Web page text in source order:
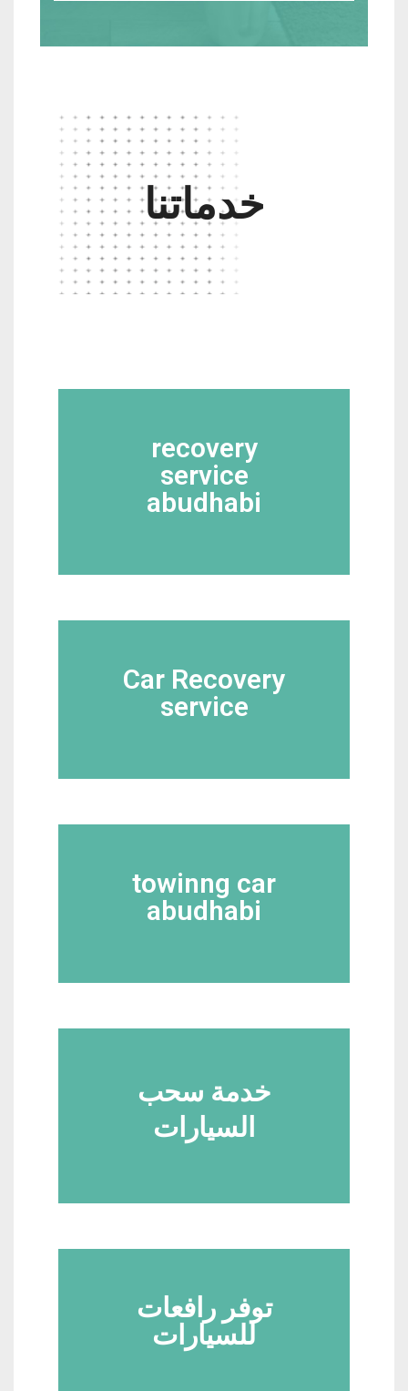
خدماتنا
recovery
service
abudhabi
Car Recovery
service
towinng car
abudhabi
خدمة سحب
السيارات
توفر رافعات
للسيارات